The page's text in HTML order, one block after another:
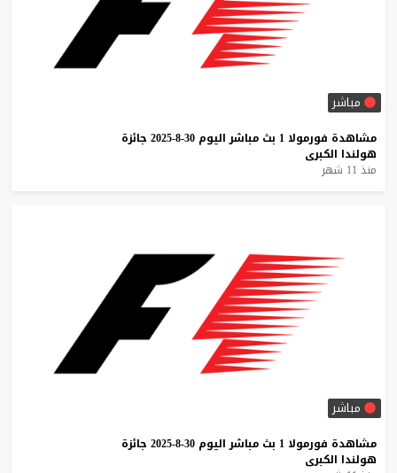
مباشر
مشاهدة فورمولا 1 بث مباشر اليوم 30-8-2025
جائزة
هولندا الكبرى
منذ 11 شهر
مباشر
مشاهدة فورمولا 1 بث مباشر اليوم 30-8-2025
جائزة
هولندا الكبرى